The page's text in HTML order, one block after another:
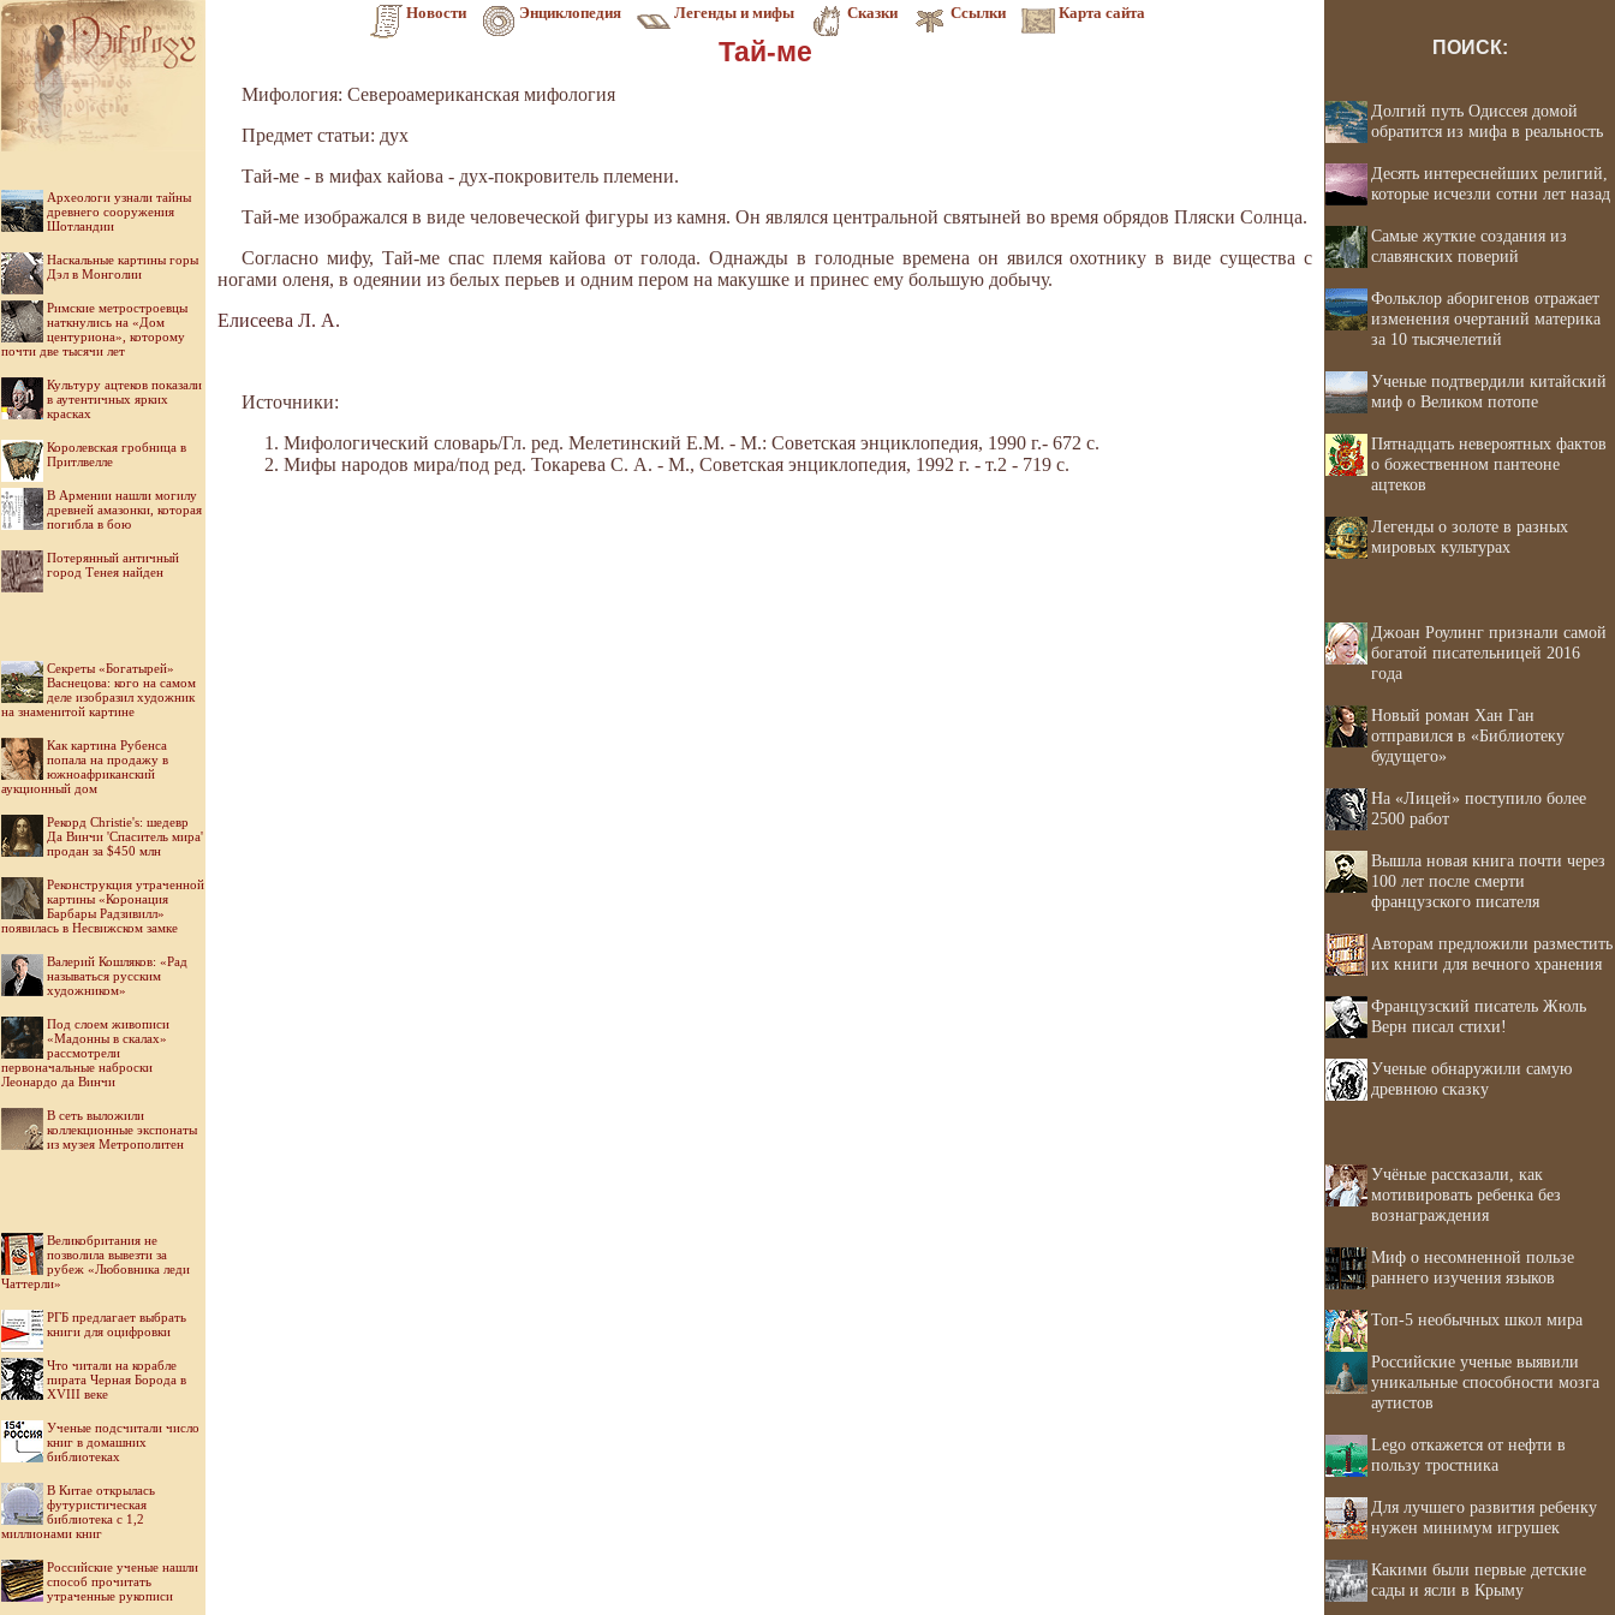
Новости Энциклопедия Легенды и мифы Сказки Ссылки Карта сайта
Археологи узнали тайны
древнего сооружения
Шотландии
Наскальные картины горы
Дэл в Монголии
Римские метростроевцы
наткнулись на «Дом
центуриона», которому
почти две тысячи лет
Культуру ацтеков показали
в аутентичных ярких
красках
Королевская гробница в
Притлвелле
В Армении нашли могилу
древней амазонки, которая
погибла в бою
Потерянный античный
город Тенея найден
Секреты «Богатырей»
Васнецова: кого на самом
деле изобразил художник
на знаменитой картине
Как картина Рубенса
попала на продажу в
южноафриканский
аукционный дом
Рекорд Christie's: шедевр
Да Винчи 'Спаситель мира'
продан за $450 млн
Реконструкция утраченной
картины «Коронация
Барбары Радзивилл»
появилась в Несвижском замке
Валерий Кошляков: «Рад
называться русским
художником»
Под слоем живописи
«Мадонны в скалах»
рассмотрели
первоначальные наброски
Леонардо да Винчи
В сеть выложили
коллекционные экспонаты
из музея Метрополитен
Великобритания не
позволила вывезти за
рубеж «Любовника леди
Чаттерли»
РГБ предлагает выбрать
книги для оцифровки
Что читали на корабле
пирата Черная Борода в
XVIII веке
Ученые подсчитали число
книг в домашних
библиотеках
В Китае открылась
футуристическая
библиотека с 1,2
миллионами книг
Российские ученые нашли
способ прочитать
утраченные рукописи
Тай-ме
Мифология: Североамериканская мифология
Предмет статьи: дух
Тай-ме - в мифах кайова - дух-покровитель племени.
Тай-ме изображался в виде человеческой фигуры из камня. Он являлся центральной святыней во время обрядов Пляски Солнца.
Согласно мифу, Тай-ме спас племя кайова от голода. Однажды в голодные времена он явился охотнику в виде существа с
ногами оленя, в одеянии из белых перьев и одним пером на макушке и принес ему большую добычу.
Елисеева Л. А.
Источники:
Мифологический словарь/Гл. ред. Мелетинский Е.М. - М.: Советская энциклопедия, 1990 г.- 672 с.
Мифы народов мира/под ред. Токарева С. А. - М., Советская энциклопедия, 1992 г. - т.2 - 719 с.
ПОИСК:
Долгий путь Одиссея домой
обратится из мифа в реальность
Десять интереснейших религий,
которые исчезли сотни лет назад
Самые жуткие создания из
славянских поверий
Фольклор аборигенов отражает
изменения очертаний материка
за 10 тысячелетий
Ученые подтвердили китайский
миф о Великом потопе
Пятнадцать невероятных фактов
о божественном пантеоне
ацтеков
Легенды о золоте в разных
мировых культурах
Джоан Роулинг признали самой
богатой писательницей 2016
года
Новый роман Хан Ган
отправился в «Библиотеку
будущего»
На «Лицей» поступило более
2500 работ
Вышла новая книга почти через
100 лет после смерти
французского писателя
Авторам предложили разместить
их книги для вечного хранения
Французский писатель Жюль
Верн писал стихи!
Ученые обнаружили самую
древнюю сказку
Учёные рассказали, как
мотивировать ребенка без
вознаграждения
Миф о несомненной пользе
раннего изучения языков
Топ-5 необычных школ мира
Российские ученые выявили
уникальные способности мозга
аутистов
Lego откажется от нефти в
пользу тростника
Для лучшего развития ребенку
нужен минимум игрушек
Какими были первые детские
сады и ясли в Крыму